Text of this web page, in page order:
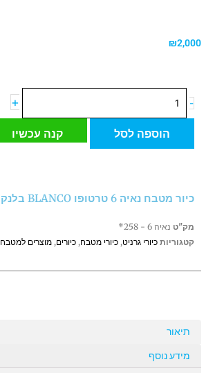
₪2,000
-
של
מטבח
BLANCO
+
הוספה לסל קנה עכשיו
כיור מטבח נאיה 6 טרטופו BLANCO בלנקו
מק"ט נאיה 6 - 258*
קטגוריות כיורי גרניט, כיורי מטבח, כיורים, מוצרים למטבח
תיאור
מידע נוסף